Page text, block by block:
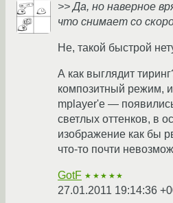
>> Да, но наверное
что снимает со
Не, такой быстрой
А как выглядит
композитный режим,
mplayer'е —
светлых оттенков, в
изображение как бы
что-то почти
GotF ★★★★★
27.01.2011 19:14:36